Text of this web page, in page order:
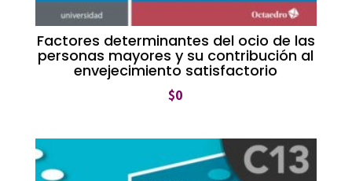
Factores determinantes del ocio de las
personas mayores y su contribución al
envejecimiento satisfactorio
$0